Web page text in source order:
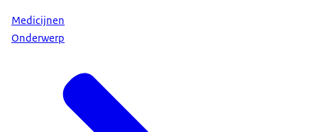
Medicijnen
Onderwerp